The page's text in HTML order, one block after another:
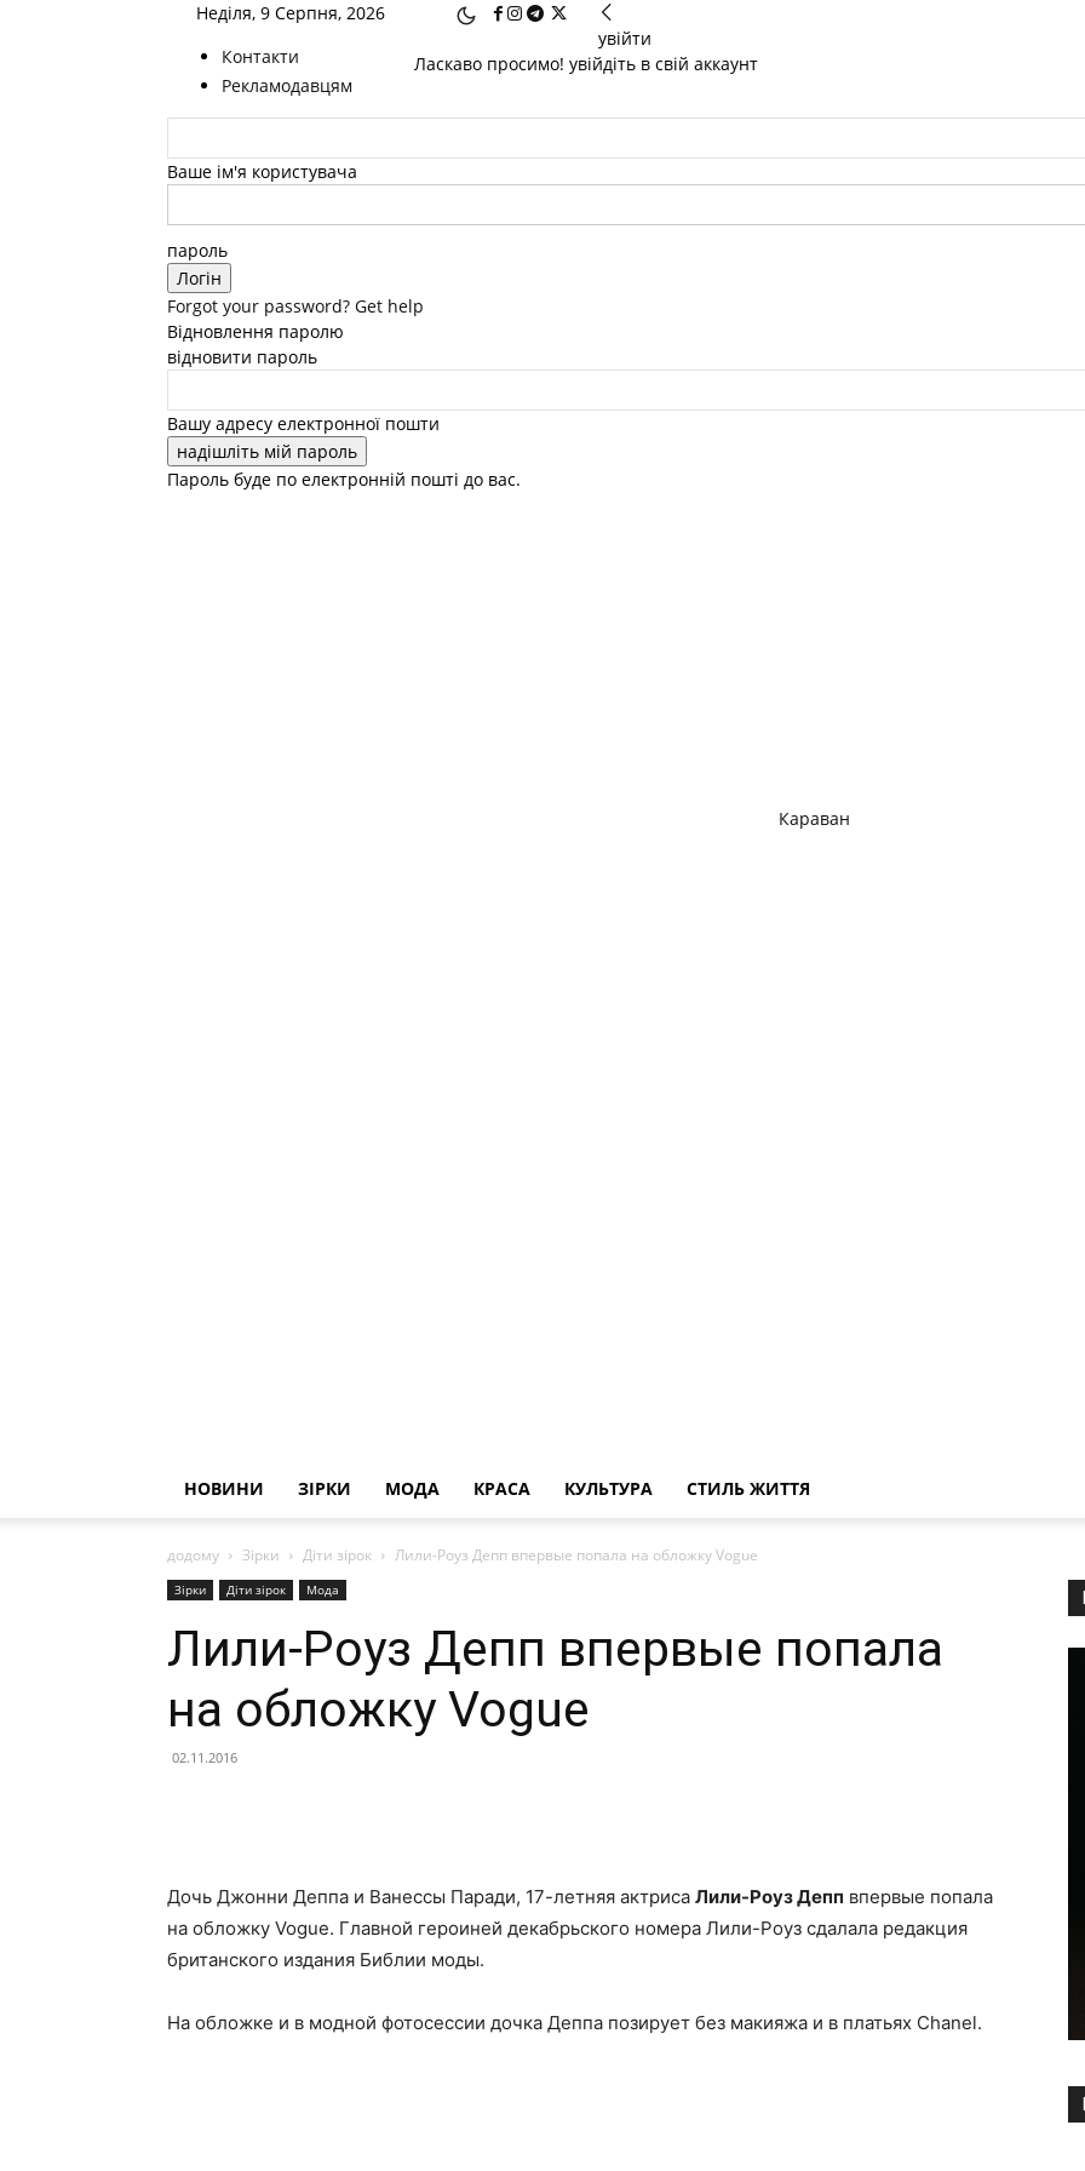
Неділя, 9 Серпня, 2026
Контакти
Рекламодавцям
увійти
Ласкаво просимо! увійдіть в свій аккаунт
Ваше ім'я користувача
пароль
Forgot your password? Get help
Відновлення паролю
відновити пароль
Вашу адресу електронної пошти
Пароль буде по електронній пошті до вас.
Караван
НОВИНИ ЗІРКИ МОДА КРАСА КУЛЬТУРА СТИЛЬ ЖИТТЯ
додому Зірки Діти зірок Лили-Роуз Депп впервые попала на обложку Vogue
Зірки Діти зірок Мода
Лили-Роуз Депп впервые попала
на обложку Vogue
02.11.2016
Дочь Джонни Деппа и Ванессы Паради, 17-летняя актриса Лили-Роуз Депп впервые попала
на обложку Vogue. Главной героиней декабрьского номера Лили-Роуз сдалала редакция
британского издания Библии моды.
На обложке и в модной фотосессии дочка Деппа позирует без макияжа и в платьях Chanel.